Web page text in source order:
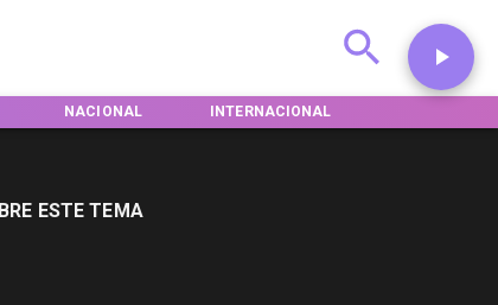
NACIONAL INTERNACIONAL
ESTE TEMA